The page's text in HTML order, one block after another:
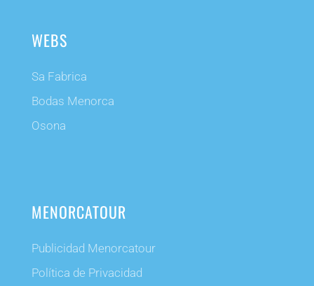
WEBS
Sa Fabrica
Bodas Menorca
Osona
MENORCATOUR
Publicidad Menorcatour
Política de Privacidad